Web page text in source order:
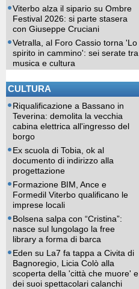
Viterbo alza il sipario su Ombre
Festival 2026: si parte stasera
con Giuseppe Cruciani
Vetralla, al Foro Cassio torna 'Lo
spirito in cammino': sei serate tra
musica e cultura
CULTURA
Riqualificazione a Bassano in
Teverina: demolita la vecchia
cabina elettrica all'ingresso del
borgo
Ex scuola di Tobia, ok al
documento di indirizzo alla
progettazione
Formazione BIM, Ance e
Formedil Viterbo qualificano le
imprese locali
Bolsena salpa con “Cristina”:
nasce sul lungolago la free
library a forma di barca
Eden su La7 fa tappa a Civita di
Bagnoregio, Licia Colò alla
scoperta della 'città che muore' e
dei suoi spettacolari calanchi